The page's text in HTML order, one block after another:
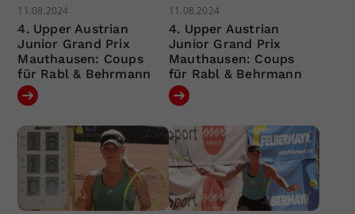
11.08.2024
4. Upper Austrian
Junior Grand Prix
Mauthausen: Coups
für Rabl & Behrmann
11.08.2024
4. Upper Austrian
Junior Grand Prix
Mauthausen: Coups
für Rabl & Behrmann